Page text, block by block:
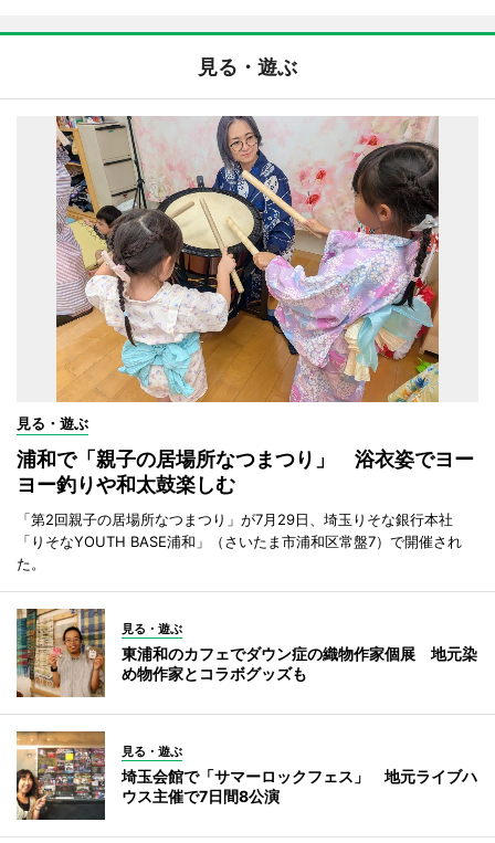
見る・遊ぶ
見る・遊ぶ
浦和で「親子の居場所なつまつり」 浴衣姿でヨー
ヨー釣りや和太鼓楽しむ
「第2回親子の居場所なつまつり」が7月29日、埼玉りそな銀行本社
「りそなYOUTH BASE浦和」（さいたま市浦和区常盤7）で開催され
た。
見る・遊ぶ
東浦和のカフェでダウン症の織物作家個展 地元染
め物作家とコラボグッズも
見る・遊ぶ
埼玉会館で「サマーロックフェス」 地元ライブハ
ウス主催で7日間8公演